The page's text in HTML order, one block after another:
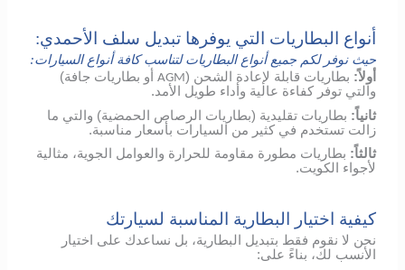
أنواع البطاريات التي يوفرها تبديل سلف الأحمدي:
حيث نوفر لكم جميع أنواع البطاريات لتناسب كافة أنواع السيارات:
أولاً: بطاريات قابلة لإعادة الشحن (AGM أو بطاريات جافة)
والتي توفر كفاءة عالية وأداء طويل الأمد.
ثانياً: بطاريات تقليدية (بطاريات الرصاص الحمضية) والتي ما
زالت تستخدم في كثير من السيارات بأسعار مناسبة.
ثالثاً: بطاريات مطورة مقاومة للحرارة والعوامل الجوية، مثالية
لأجواء الكويت.
كيفية اختيار البطارية المناسبة لسيارتك
نحن لا نقوم فقط بتبديل البطارية، بل نساعدك على اختيار
الأنسب لك، بناءً على: